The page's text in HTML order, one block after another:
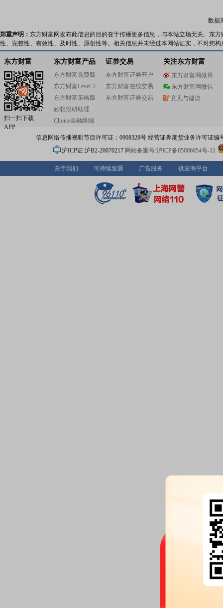
数据
郑重声明： 东方财富网发布此信息的目的在于传播更多信息，与本站立场无关。东
性、完整性、有效性、及时性、原创性等。相关信息并未经过本网站证实，不对您
东方财富
扫一扫下载
APP
东方财富产品
东方财富免费版
东方财富Level-2
东方财富策略版
妙想投研助理
Choice金融终端
证券交易
东方财富证券开户
东方财富在线交易
东方财富证券交易
关注东方财富
东方财富网微博
东方财富网微信
意见与建议
信息网络传播视听节目许可证：0908328号 经营证券期货业务许可证编
沪ICP证:沪B2-20070217 网站备案号:沪ICP备05006054号-11
关于我们 可持续发展 广告服务 供应商平台